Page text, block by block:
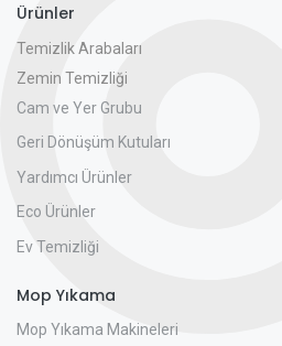
Ürünler
Temizlik Arabaları
Zemin Temizliği
Cam ve Yer Grubu
Geri Dönüşüm Kutuları
Yardımcı Ürünler
Eco Ürünler
Ev Temizliği
Mop Yıkama
Mop Yıkama Makineleri